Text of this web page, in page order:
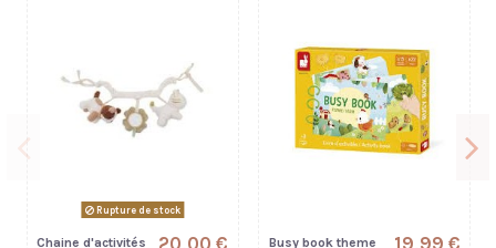
Rupture de stock
Chaine d'activités
Busy book theme